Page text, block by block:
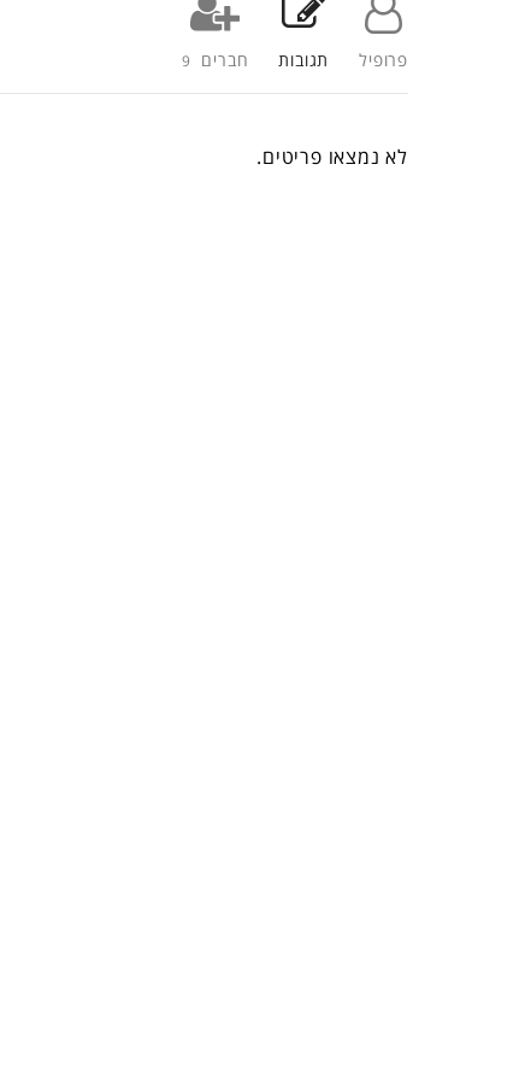
פרופיל תגובות חברים 9
לא נמצאו פריטים.